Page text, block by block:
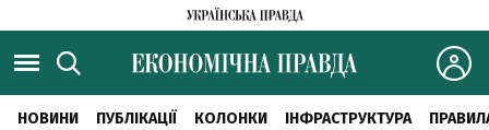
НОВИНИ ПУБЛІКАЦІЇ КОЛОНКИ ІНФРАСТРУКТУРА